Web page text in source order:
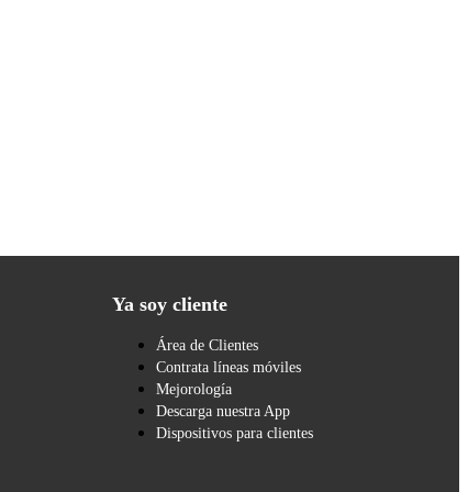
Ya soy cliente
Área de Clientes
Contrata líneas móviles
Mejorología
Descarga nuestra App
Dispositivos para clientes